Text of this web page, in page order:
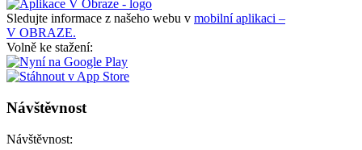
Sledujte informace z našeho webu v mobilní aplikaci –
V OBRAZE.
Volně ke stažení:
Návštěvnost
Návštěvnost: